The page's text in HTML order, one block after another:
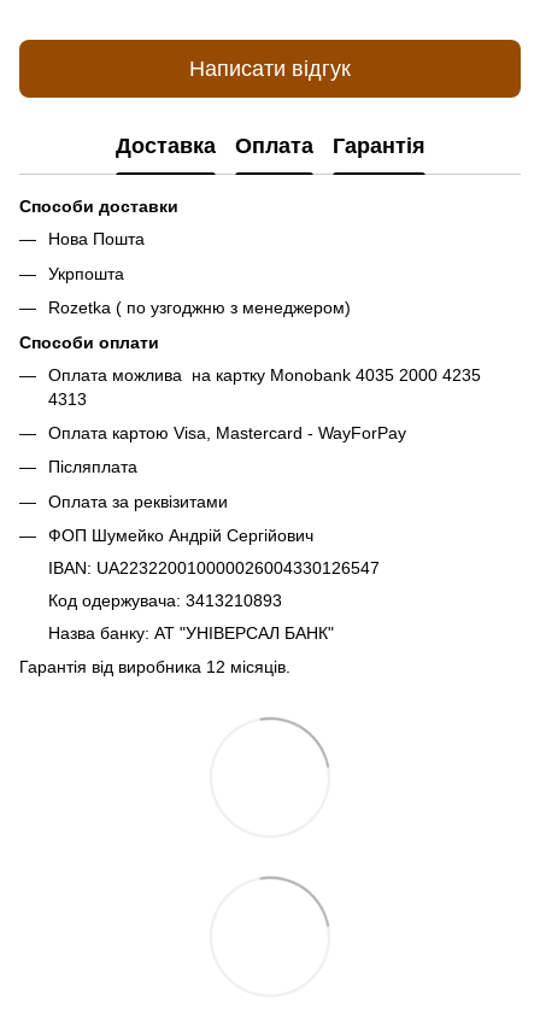
Написати відгук
Доставка Оплата Гарантія
Способи доставки
Нова Пошта
Укрпошта
Rozetka ( по узгоджню з менеджером)
Способи оплати
Оплата можлива на картку Monobank 4035 2000 4235
4313
Оплата картою Visa, Mastercard - WayForPay
Післяплата
Оплата за реквізитами
ФОП Шумейко Андрій Сергійович
IBAN: UA223220010000026004330126547
Код одержувача: 3413210893
Назва банку: АТ "УНІВЕРСАЛ БАНК"
Гарантія від виробника 12 місяців.